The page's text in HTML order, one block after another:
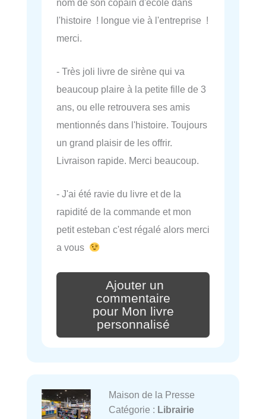
nom de son copain d'école dans
l'histoire ! longue vie à l'entreprise !
merci.
- Très joli livre de sirène qui va
beaucoup plaire à la petite fille de 3
ans, ou elle retrouvera ses amis
mentionnés dans l'histoire. Toujours
un grand plaisir de les offrir.
Livraison rapide. Merci beaucoup.
- J'ai été ravie du livre et de la
rapidité de la commande et mon
petit esteban c'est régalé alors merci
a vous
Ajouter un
commentaire
pour Mon livre
personnalisé
Maison de la Presse
Catégorie : Librairie